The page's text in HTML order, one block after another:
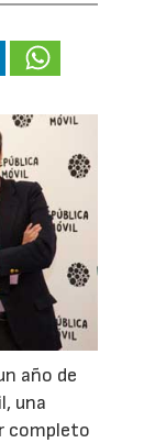
año de
una
completo